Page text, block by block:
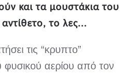
και τα μουστάκια του
το λες...
τις “κρυπτο”
φυσικού αερίου από τον